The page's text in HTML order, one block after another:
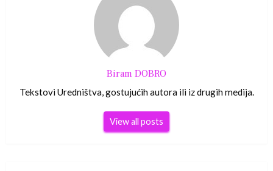
Biram DOBRO
Tekstovi Uredništva, gostujućih autora ili iz drugih medija.
View all posts